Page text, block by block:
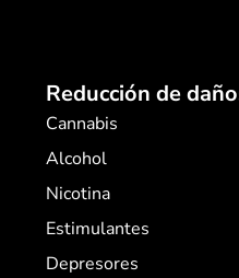
Reducción de
Cannabis
Alcohol
Nicotina
Estimulantes
Depresores